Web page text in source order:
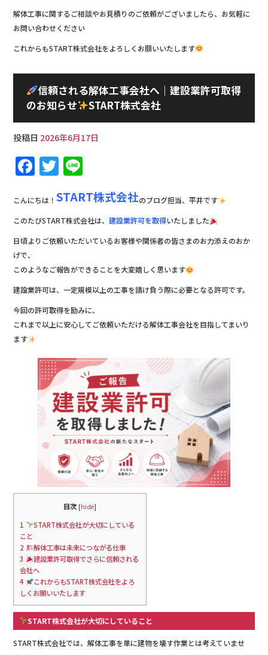
解体工事に関するご相談やお見積りのご依頼がございましたら、お気軽に
お問い合わせください
これからもSTART株式会社をよろしくお願いいたします
信頼される解体工事会社へ｜建設業許可取得
のお知らせ
START株式会社
投稿日 2026年6月17日
F
c
e
b
o
o
k
T
w
it
te
r
n
e
こんにちは！START株式会社のブログ担当、平井です
このたびSTART株式会社は、建設業許可を取得いたしました
日頃よりご依頼いただいているお客様や関係者の皆さまのお力添えのおか
げで、
このようなご報告ができることを大変嬉しく思います
建設業許可は、一定規模以上の工事を請け負う際に必要となる許可です。
今回の許可取得を励みに、
これまで以上に安心してご依頼いただける解体工事会社を目指してまいり
ます
目次 [hide]
1
START株式会社が大切にしている
こと
2
解体工事は未来につながる仕事
3
建設業許可取得でさらに信頼される
会社へ
4
これからもSTART株式会社をよろ
しくお願いいたします
START株式会社が大切にしていること
START株式会社では、解体工事を単に建物を壊す作業とは考えていませ